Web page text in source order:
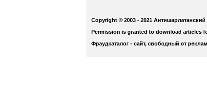
Copyright © 2003 - 2021 Антишарлатанский
Permission is granted to download articles
Фраудкаталог - сайт, свободный от